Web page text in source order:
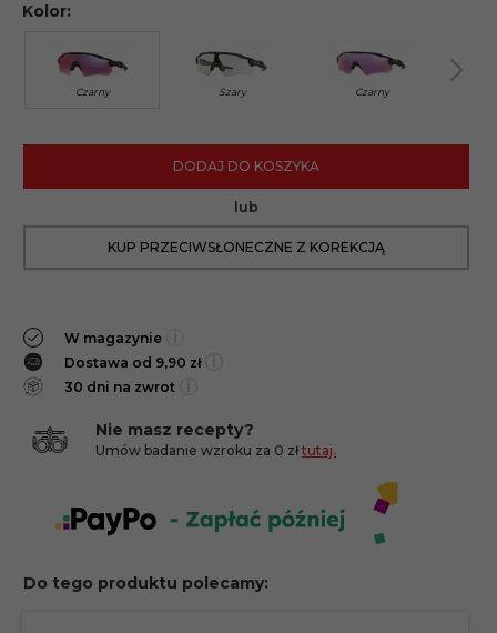
Kolor:
Czarny Szary Czarny
W magazynie
Dostawa od 9,90 zł
30 dni na zwrot
DODAJ DO KOSZYKA
lub
KUP PRZECIWSŁONECZNE Z KOREKCJĄ
Nie masz recepty?
Umów badanie wzroku za 0 złtutaj.
Do tego produktu polecamy: